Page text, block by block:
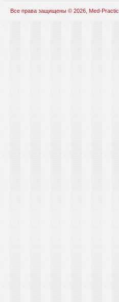
Все права защищены © 2026, Med-Practic